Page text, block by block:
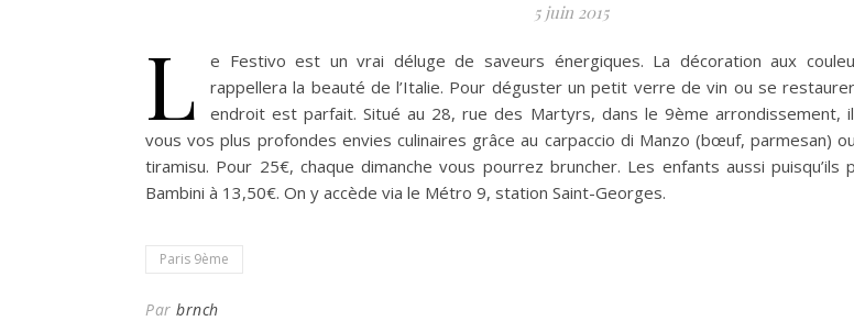
5 juin 2015
L
e Festivo est un vrai déluge de saveurs énergiques. La décoration aux
rappellera la beauté de l’Italie. Pour déguster un petit verre de vin ou se
endroit est parfait. Situé au 28, rue des Martyrs, dans le 9ème arrondissement,
vous vos plus profondes envies culinaires grâce au carpaccio di Manzo (bœuf, parmesan)
tiramisu. Pour 25€, chaque dimanche vous pourrez bruncher. Les enfants aussi puisqu’ils
Bambini à 13,50€. On y accède via le Métro 9, station Saint-Georges.
Paris 9ème
Par brnch